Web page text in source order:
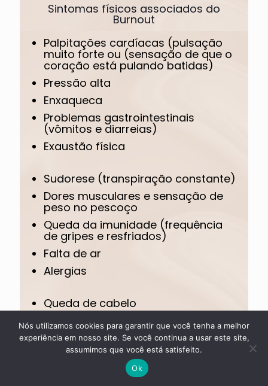
Sintomas físicos associados do
Burnout
Palpitações cardíacas (pulsação
muito forte ou (sensação de que o
coração está pulando batidas)
Pressão alta
Enxaqueca
Problemas gastrointestinais
(vômitos e diarreias)
Exaustão física
Sudorese (transpiração constante)
Dores musculares e sensação de
peso no pescoço
Queda da imunidade (frequência
de gripes e resfriados)
Falta de ar
Alergias
Queda de cabelo
Tontura
Vertigem
Sensação de formigamento
Nós utilizamos cookies para garantir que você tenha a melhor
experiência em nosso site. Se você continua a usar este site,
assumimos que você está satisfeito.
Ok